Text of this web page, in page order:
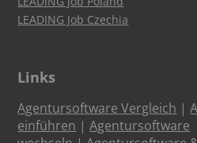
LEADING Job Czechia
Links
Agentursoftware Vergleich |
einführen |Agentursoftware